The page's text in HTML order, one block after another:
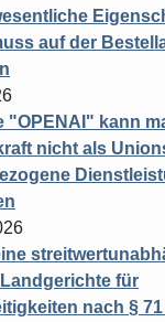
auf der
"OPENAI" kann
nicht als
für
nach § 71